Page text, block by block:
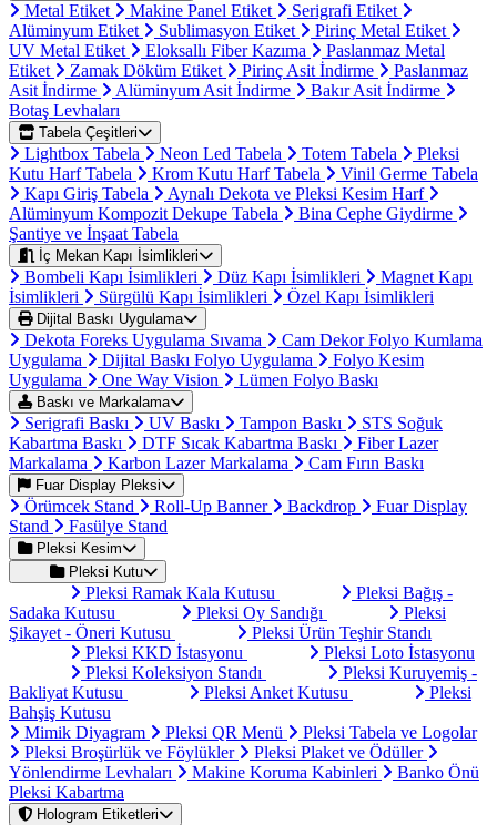
Metal Etiket Makine Panel Etiket
Serigrafi Etiket
Alüminyum Etiket
Sublimasyon Etiket
Pirinç Metal Etiket
UV Metal Etiket
Eloksallı Fiber Kazıma
Paslanmaz Metal
Etiket
Zamak Döküm Etiket Pirinç Asit İndirme
Paslanmaz
Asit İndirme
Alüminyum Asit İndirme
Bakır Asit İndirme
Botaş Levhaları
Tabela Çeşitleri
Lightbox Tabela Neon Led Tabela Totem Tabela
Pleksi
Kutu Harf Tabela
Krom Kutu Harf Tabela
Vinil Germe Tabela
Kapı Giriş Tabela
Aynalı Dekota ve Pleksi Kesim Harf
Alüminyum Kompozit Dekupe Tabela
Bina Cephe Giydirme
Şantiye ve İnşaat Tabela
İç Mekan Kapı İsimlikleri
Bombeli Kapı İsimlikleri Düz Kapı İsimlikleri
Magnet Kapı
İsimlikleri
Sürgülü Kapı İsimlikleri Özel Kapı İsimlikleri
Dijital Baskı Uygulama
Dekota Foreks Uygulama Sıvama
Cam Dekor Folyo Kumlama
Uygulama
Dijital Baskı Folyo Uygulama
Folyo Kesim
Uygulama
One Way Vision Lümen Folyo Baskı
Baskı ve Markalama
Serigrafi Baskı UV Baskı Tampon Baskı
STS Soğuk
Kabartma Baskı
DTF Sıcak Kabartma Baskı
Fiber Lazer
Markalama
Karbon Lazer Markalama Cam Fırın Baskı
Fuar Display Pleksi
Örümcek Stand Roll-Up Banner Backdrop
Fuar Display
Stand
Fasülye Stand
Pleksi Kesim
Pleksi Kutu
Pleksi Ramak Kala Kutusu
Pleksi Bağış -
Sadaka Kutusu
Pleksi Oy Sandığı
Pleksi
Şikayet - Öneri Kutusu
Pleksi Ürün Teşhir Standı
Pleksi KKD İstasyonu
Pleksi Loto İstasyonu
Pleksi Koleksiyon Standı
Pleksi Kuruyemiş -
Bakliyat Kutusu
Pleksi Anket Kutusu
Pleksi
Bahşiş Kutusu
Mimik Diyagram
Pleksi QR Menü
Pleksi Tabela ve Logolar
Pleksi Broşürlük ve Föylükler
Pleksi Plaket ve Ödüller
Yönlendirme Levhaları
Makine Koruma Kabinleri
Banko Önü
Pleksi Kabartma
Hologram Etiketleri